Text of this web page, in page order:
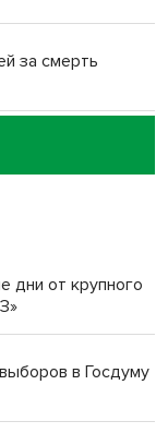
за смерть
смерть
селе лошади
врачей
в топ-16
дни от крупного
в Госдуму